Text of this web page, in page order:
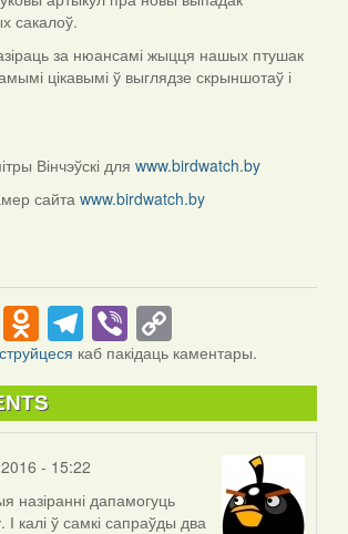
сакалоў.
за нюансамі жыцця нашых птушак
цікавымі ў выглядзе скрыншотаў і
Вінчэўскі для www.birdwatch.by
сайта www.birdwatch.by
Odnoklassniki
Telegram
ViberCopy
Link
каб пакідаць каментары.
- 15:22
назіранні дапамогуць
І калі ў самкі сапраўды два